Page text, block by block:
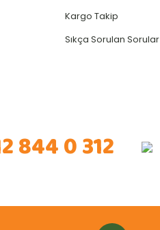
Kargo Takip
Sıkça Sorulan Sorular
844 0 312